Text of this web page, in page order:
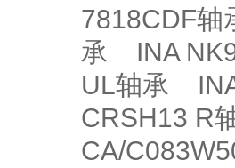
7818CDF
承 INA
UL轴承
CRSH13 R
CA/